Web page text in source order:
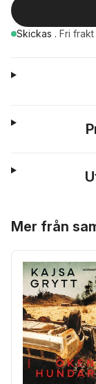
Skickas . Fri
Mer från